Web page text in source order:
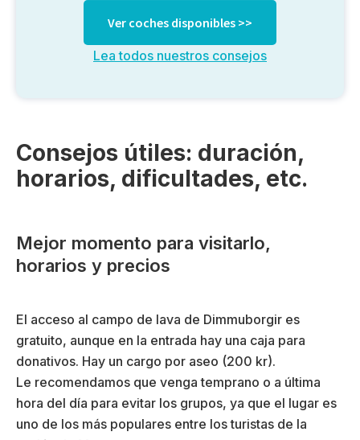
Ver coches disponibles >>
Lea todos nuestros consejos
Consejos útiles: duración,
horarios, dificultades, etc.
Mejor momento para visitarlo,
horarios y precios
El acceso al campo de lava de Dimmuborgir es
gratuito, aunque en la entrada hay una caja para
donativos. Hay un cargo por aseo (200 kr).
Le recomendamos que venga temprano o a última
hora del día para evitar los grupos, ya que el lugar es
uno de los más populares entre los turistas de la